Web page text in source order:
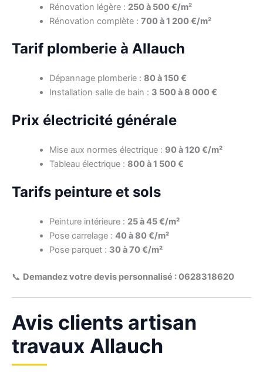
Rénovation légère : 250 à 500 €/m²
Rénovation complète : 700 à 1 200 €/m²
Tarif plomberie à Allauch
Dépannage plomberie : 80 à 150 €
Installation salle de bain : 3 500 à 8 000 €
Prix électricité générale
Mise aux normes électrique : 90 à 120 €/m²
Tableau électrique : 800 à 1 500 €
Tarifs peinture et sols
Peinture intérieure : 25 à 45 €/m²
Pose carrelage : 40 à 80 €/m²
Pose parquet : 30 à 70 €/m²
📞 Demandez votre devis personnalisé : 0628318620
Avis clients artisan
travaux Allauch